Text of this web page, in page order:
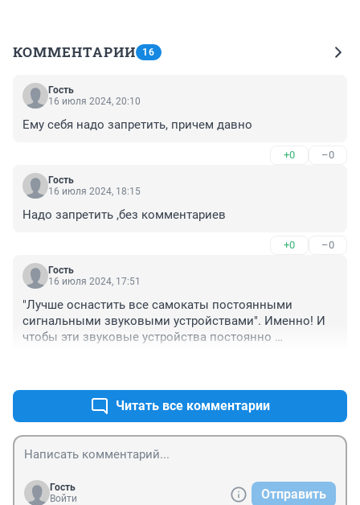
КОММЕНТАРИИ 16
Гость
16 июля 2024, 20:10
Ему себя надо запретить, причем давно
+0 –0
Гость
16 июля 2024, 18:15
Надо запретить ,без комментариев
+0 –0
Гость
16 июля 2024, 17:51
"Лучше оснастить все самокаты постоянными
сигнальными звуковыми устройствами". Именно! И
чтобы эти звуковые устройства постоянно
Читать все комментарии
Гость
Войти
Отправить